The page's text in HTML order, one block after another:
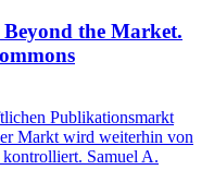
the Market.
Publikationsmarkt
Markt wird weiterhin von
Samuel A.